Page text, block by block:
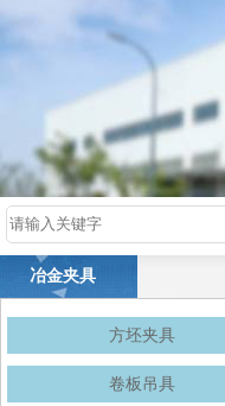
冶金夹具
方坯夹具
卷板吊具